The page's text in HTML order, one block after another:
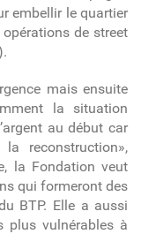
embellir le quartier
de street
mais ensuite
la situation
au début car
reconstruction»,
la Fondation veut
qui formeront des
BTP. Elle a aussi
plus vulnérables à